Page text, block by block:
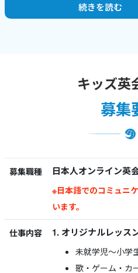
続きを読む
キッズ英
募集
募集職種 日本人オンライン英
※日本語でのコミュニ
います。
仕事内容 1. オリジナルレッス
未就学児～小学
歌・ゲーム・カ